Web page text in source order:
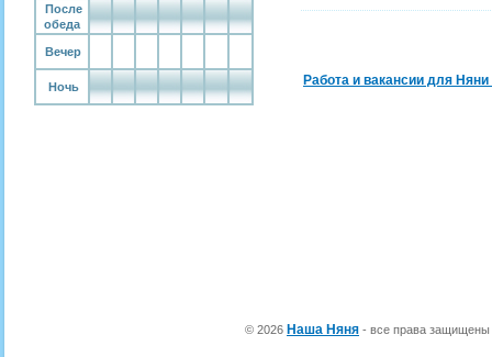
После
обеда
Вечер
Ночь Работа и вакансии для
© 2026 Наша Няня - все права